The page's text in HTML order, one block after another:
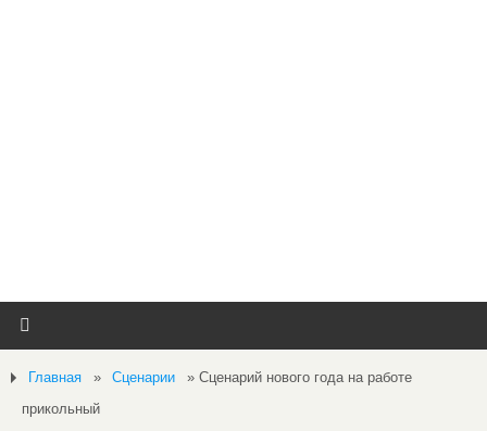
Главная » Сценарии » Сценарий нового года на работе
прикольный